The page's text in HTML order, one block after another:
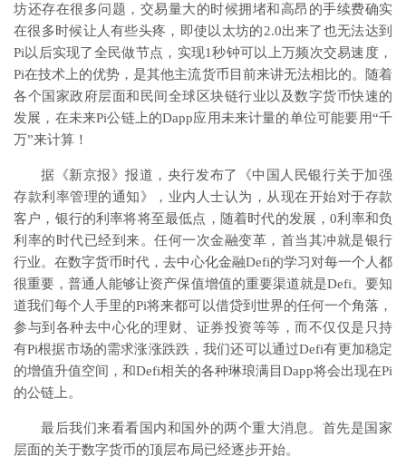
坊还存在很多问题，交易量大的时候拥堵和高昂的手续费确实
在很多时候让人有些头疼，即使以太坊的2.0出来了也无法达到
Pi以后实现了全民做节点，实现1秒钟可以上万频次交易速度，
Pi在技术上的优势，是其他主流货币目前来讲无法相比的。随着
各个国家政府层面和民间全球区块链行业以及数字货币快速的
发展，在未来Pi公链上的Dapp应用未来计量的单位可能要用“千
万”来计算！
据《新京报》报道，央行发布了《中国人民银行关于加强
存款利率管理的通知》，业内人士认为，从现在开始对于存款
客户，银行的利率将将至最低点，随着时代的发展，0利率和负
利率的时代已经到来。任何一次金融变革，首当其冲就是银行
行业。在数字货币时代，去中心化金融Defi的学习对每一个人都
很重要，普通人能够让资产保值增值的重要渠道就是Defi。要知
道我们每个人手里的Pi将来都可以借贷到世界的任何一个角落，
参与到各种去中心化的理财、证券投资等等，而不仅仅是只持
有Pi根据市场的需求涨涨跌跌，我们还可以通过Defi有更加稳定
的增值升值空间，和Defi相关的各种琳琅满目Dapp将会出现在Pi
的公链上。
最后我们来看看国内和国外的两个重大消息。首先是国家
层面的关于数字货币的顶层布局已经逐步开始。